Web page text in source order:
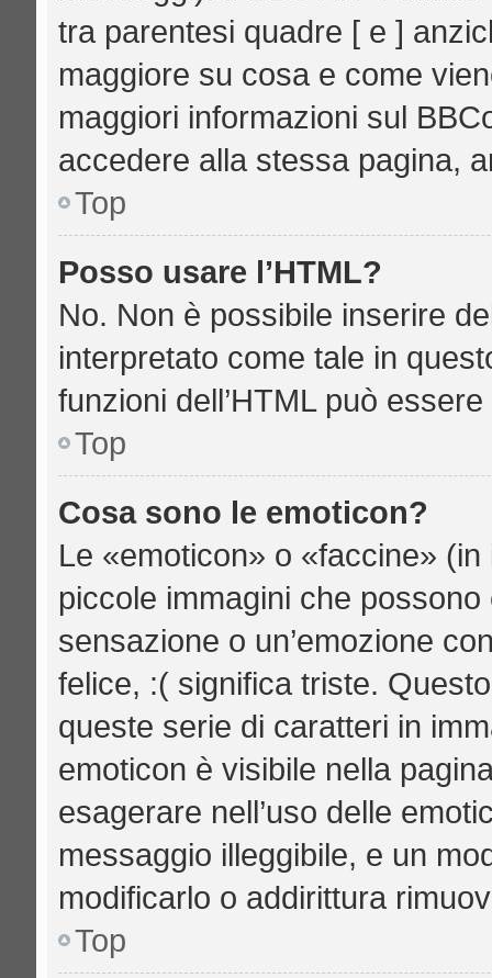
tra parentesi quadre [ e ]
maggiore su cosa e come
maggiori informazioni sul
accedere alla stessa pagina,
Top
Posso usare l’HTML?
No. Non è possibile inserire
interpretato come tale in
funzioni dell’HTML può
Top
Cosa sono le emoticon?
Le «emoticon» o «faccine»
piccole immagini che
sensazione o un’emozione
felice, :( significa triste.
queste serie di caratteri in
emoticon è visibile nella
esagerare nell’uso delle
messaggio illeggibile, e un
modificarlo o addirittura
Top